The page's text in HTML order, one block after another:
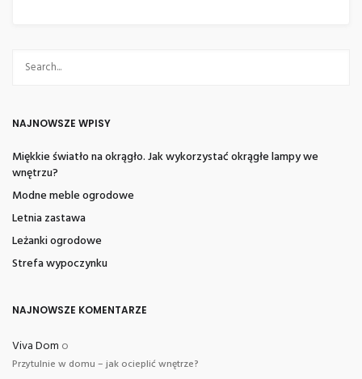
NAJNOWSZE WPISY
Miękkie światło na okrągło. Jak wykorzystać okrągłe lampy we
wnętrzu?
Modne meble ogrodowe
Letnia zastawa
Leżanki ogrodowe
Strefa wypoczynku
NAJNOWSZE KOMENTARZE
Viva Dom o
Przytulnie w domu – jak ocieplić wnętrze?